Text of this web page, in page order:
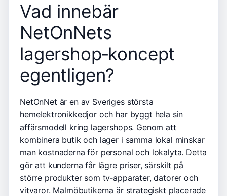
Vad innebär
NetOnNets
lagershop‑koncept
egentligen?
NetOnNet är en av Sveriges största
hemelektronikkedjor och har byggt hela sin
affärsmodell kring lagershops. Genom att
kombinera butik och lager i samma lokal minskar
man kostnaderna för personal och lokalyta. Detta
gör att kunderna får lägre priser, särskilt på
större produkter som tv‑apparater, datorer och
vitvaror. Malmöbutikerna är strategiskt placerade